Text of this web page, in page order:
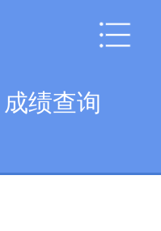
成绩查询